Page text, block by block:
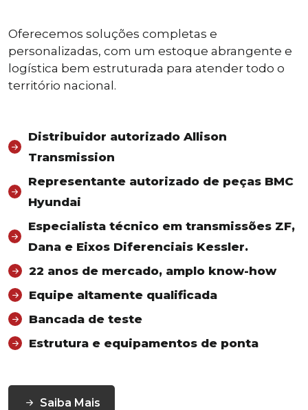
Oferecemos soluções completas e
personalizadas, com um estoque abrangente e
logística bem estruturada para atender todo o
território nacional.
Distribuidor autorizado Allison
Transmission
Representante autorizado de peças BMC
Hyundai
Especialista técnico em transmissões ZF,
Dana e Eixos Diferenciais Kessler.
22 anos de mercado, amplo know-how
Equipe altamente qualificada
Bancada de teste
Estrutura e equipamentos de ponta
Saiba Mais